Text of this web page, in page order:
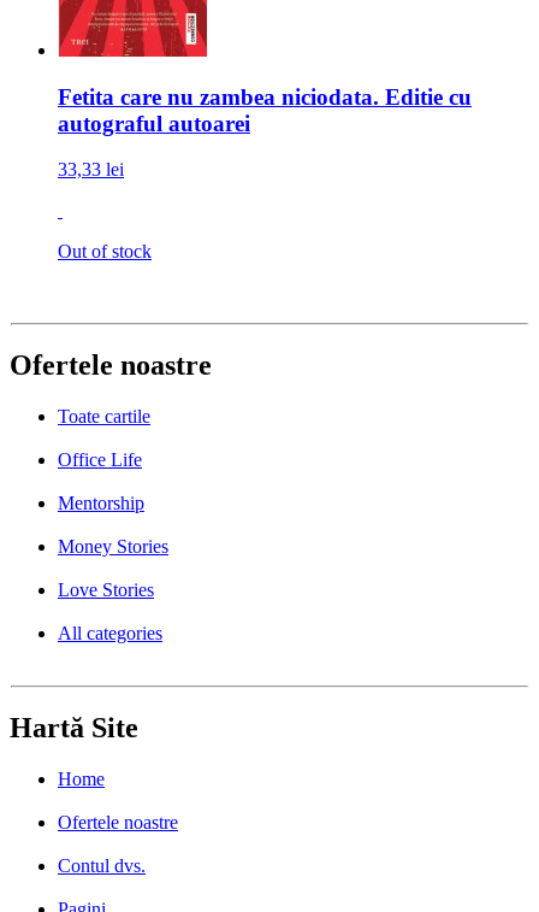
Fetita care nu zambea niciodata. Editie cu
autograful autoarei
33,33 lei
Out of stock
Ofertele noastre
Toate cartile
Office Life
Mentorship
Money Stories
Love Stories
All categories
Hartă Site
Home
Ofertele noastre
Contul dvs.